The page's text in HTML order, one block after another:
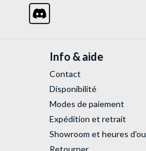
Info & aide
Contact
Disponibilité
Modes de paiement
Expédition et retrait
Showroom et heures
Retourner